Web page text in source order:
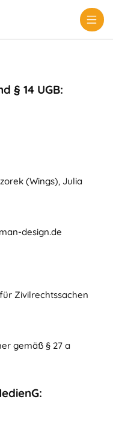
§ 14 UGB:
(Wings), Julia
design.de
Zivilrechtssachen
gemäß § 27 a